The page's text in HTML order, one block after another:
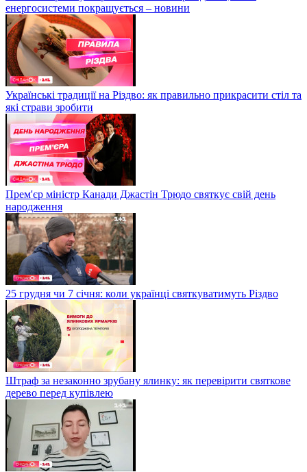
енергосистеми покращується – новини
Українські традиції на Різдво: як правильно прикрасити стіл та
які страви зробити
Прем'єр міністр Канади Джастін Трюдо святкує свій день
народження
25 грудня чи 7 січня: коли українці святкуватимуть Різдво
Штраф за незаконно зрубану ялинку: як перевірити святкове
дерево перед купівлею